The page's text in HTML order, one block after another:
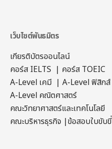
เว็บไซต์พันธมิตร
เกียรติบัตรออนไลน์
คอร์ส IELTS | คอร์ส TOEIC
A-Level เคมี | A-Level ฟิสิกส์
A-Level คณิตศาสตร์
คณะวิทยาศาสตร์และเทคโนโลยี
คณะบริหารธุรกิจ |ข้อสอบใบขับขี่